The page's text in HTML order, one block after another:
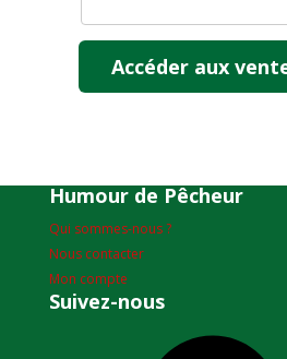
Humour de Pêcheur
Qui sommes-nous ?
Nous contacter
Mon compte
Suivez-nous